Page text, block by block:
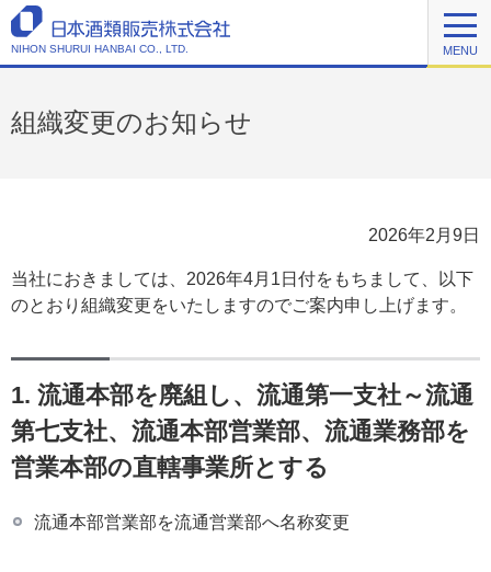
NIHON SHURUI HANBAI CO., LTD. MENU
組織変更のお知らせ
2026年2月9日
当社におきましては、2026年4月1日付をもちまして、以下
のとおり組織変更をいたしますのでご案内申し上げます。
1. 流通本部を廃組し、流通第一支社～流通
第七支社、流通本部営業部、流通業務部を
営業本部の直轄事業所とする
流通本部営業部を流通営業部へ名称変更